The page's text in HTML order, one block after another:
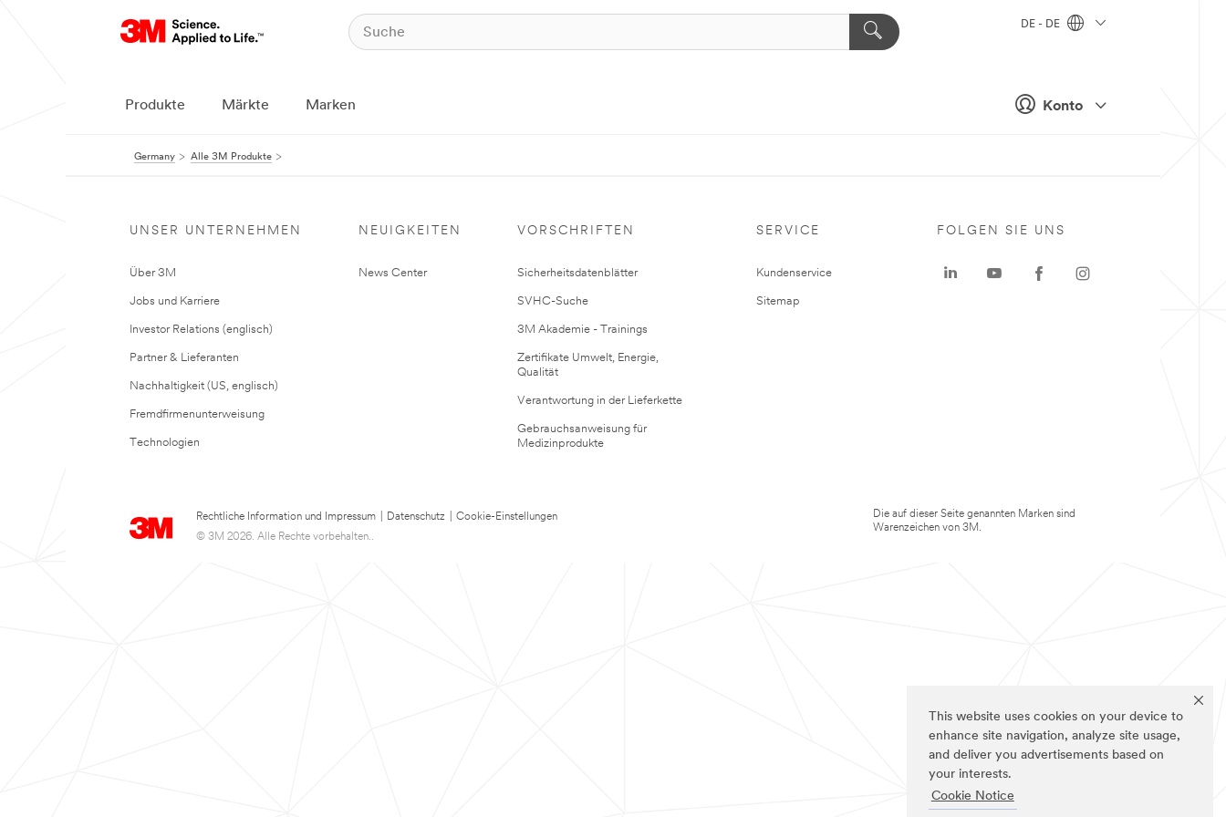
This website uses cookies on your device to
enhance site navigation, analyze site usage,
and deliver you advertisements based on
your interests.
Cookie Notice
Konto
DE - DE
Produkte Märkte Marken
Germany Alle 3M Produkte
UNSER UNTERNEHMEN
Über 3M
Jobs und Karriere
Investor Relations (englisch)
Partner & Lieferanten
Nachhaltigkeit (US, englisch)
Fremdfirmenunterweisung
Technologien
NEUIGKEITEN
News Center
VORSCHRIFTEN
Sicherheitsdatenblätter
SVHC-Suche
3M Akademie - Trainings
Zertifikate Umwelt, Energie,
Qualität
Verantwortung in der Lieferkette
Gebrauchsanweisung für
Medizinprodukte
SERVICE
Kundenservice
Sitemap
Rechtliche Information und Impressum Datenschutz
Cookie-Einstellungen
© 3M 2026. Alle Rechte vorbehalten..
FOLGEN SIE UNS
Die auf dieser Seite genannten Marken sind
Warenzeichen von 3M.